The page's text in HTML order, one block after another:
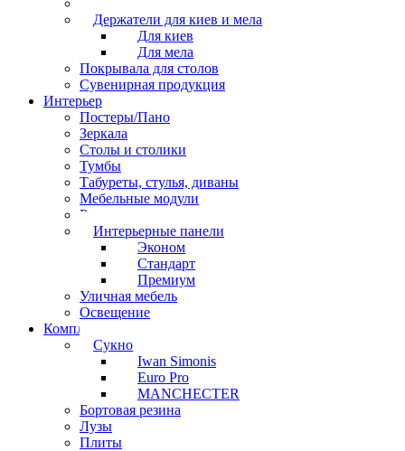
Держатели для киев и мела
Для киев
Для мела
Покрывала для столов
Сувенирная продукция
Интерьер
Постеры/Пано
Зеркала
Столы и столики
Тумбы
Табуреты, стулья, диваны
Мебельные модули
Рамы под картины
Интерьерные панели
Эконом
Стандарт
Премиум
Уличная мебель
Освещение
Комплектующие
Сукно
Iwan Simonis
Euro Pro
MANCHECTER
Бортовая резина
Лузы
Плиты